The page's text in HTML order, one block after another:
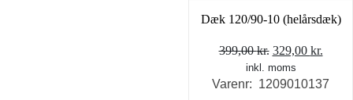
Dæk 120/90-10 (helårsdæk)
399,00kr. Den
oprindelige
pris
329,00 kr.
pris
inkl. moms
Varenr: 1209010137